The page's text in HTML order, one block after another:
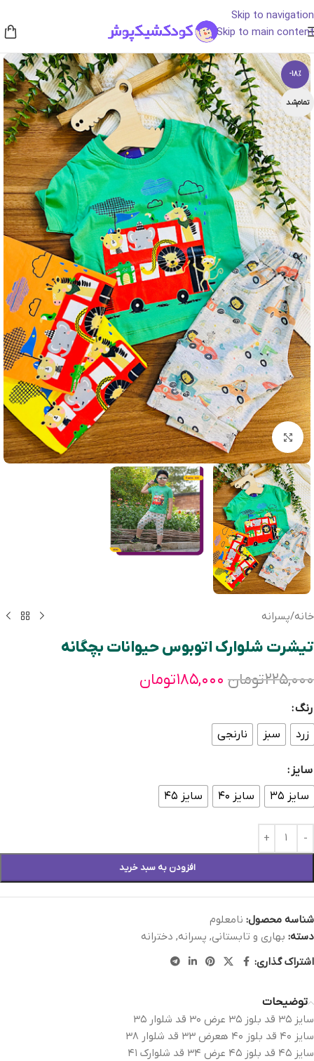
Skip to navigation
Skip to main content
-18%
تمام‌شد
بزرگنمایی تصویر
خانه/پسرانه
تیشرت شلوارک اتوبوس حیوانات بچگانه
۲۲۵,۰۰۰تومان ۱۸۵,۰۰۰تومان
رنگ
زرد
سبز نارنجی
سایز
سایز ۳۵
سایز ۴۰ سایز ۴۵
افزودن به سبد خرید
شناسه محصول: نامعلوم
دسته: بهاری و تابستانی, پسرانه, دخترانه
اشتراک گذاری:
توضیحات
‌سایز ۳۵ قد بلوز ۳۵ عرض ۳۰ قد شلوار ۳۵
سایز ۴۰ قد بلوز ۴۰ هعرض ۳۳ قد شلوار ۳۸
سایز ۴۵ قد بلوز ۴۵ عرض ۳۴ قد شلوارک ۴۱